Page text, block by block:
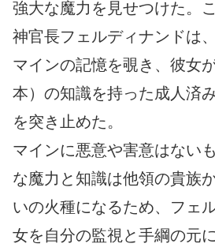
強大な魔力を見せつけた。
神官長フェルディナンドは
マインの記憶を覗き、彼女
本）の知識を持った成人済
を突き止めた。
マインに悪意や害意はない
な魔力と知識は他領の貴族
いの火種になるため、フェ
女を自分の監視と手綱の元